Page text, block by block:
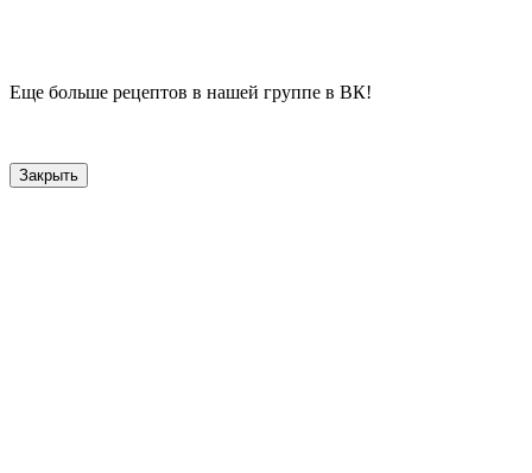
Еще больше рецептов в нашей группе в ВК!
Закрыть